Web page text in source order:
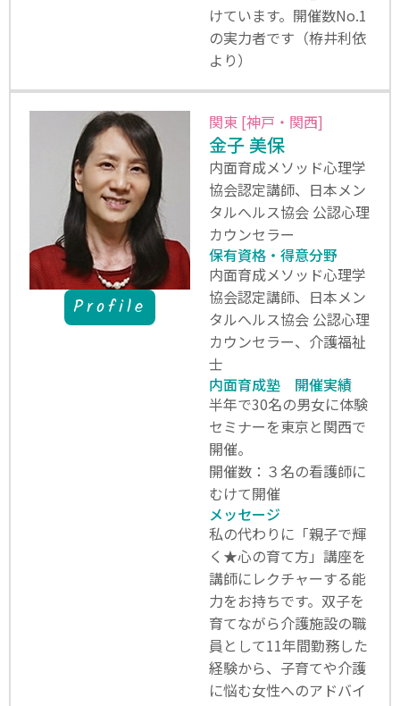
けています。開催数No.1
の実力者です（栫井利依
より）
Profile
関東 [神戸・関西]
金子 美保
内面育成メソッド心理学
協会認定講師、日本メン
タルへルス協会 公認心理
カウンセラー
保有資格・得意分野
内面育成メソッド心理学
協会認定講師、日本メン
タルへルス協会 公認心理
カウンセラー、介護福祉
士
内面育成塾 開催実績
半年で30名の男女に体験
セミナーを東京と関西で
開催。
開催数：３名の看護師に
むけて開催
メッセージ
私の代わりに「親子で輝
く★心の育て方」講座を
講師にレクチャーする能
力をお持ちです。双子を
育てながら介護施設の職
員として11年間勤務した
経験から、子育てや介護
に悩む女性へのアドバイ